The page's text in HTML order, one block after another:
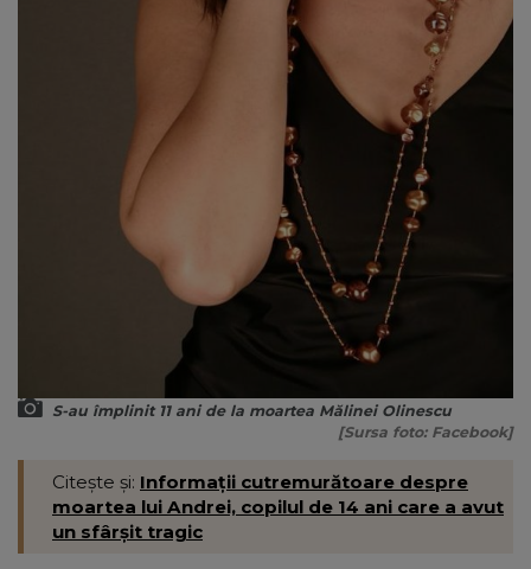
S-au împlinit 11 ani de la moartea Mălinei Olinescu
[Sursa foto: Facebook]
Citește și: Informații cutremurătoare despre
moartea lui Andrei, copilul de 14 ani care a avut
un sfârșit tragic